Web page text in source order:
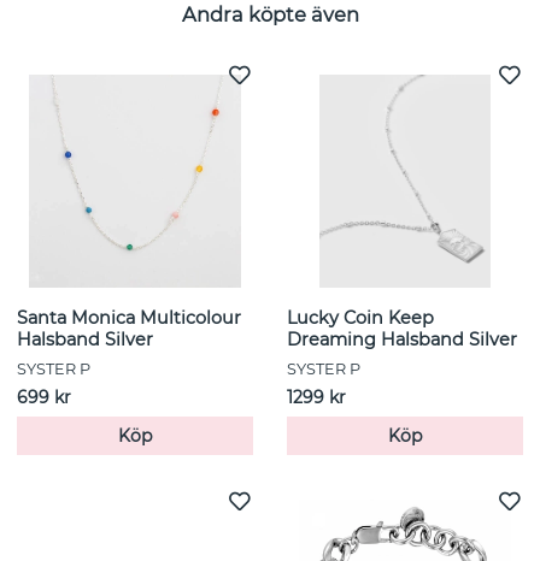
Andra köpte även
Santa Monica Multicolour
Halsband Silver
SYSTER P
699 kr
Köp
Lucky Coin Keep
Dreaming Halsband Silver
SYSTER P
1299 kr
Köp